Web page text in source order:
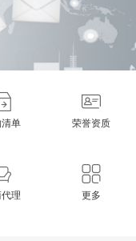
单 荣誉资质
理 更多